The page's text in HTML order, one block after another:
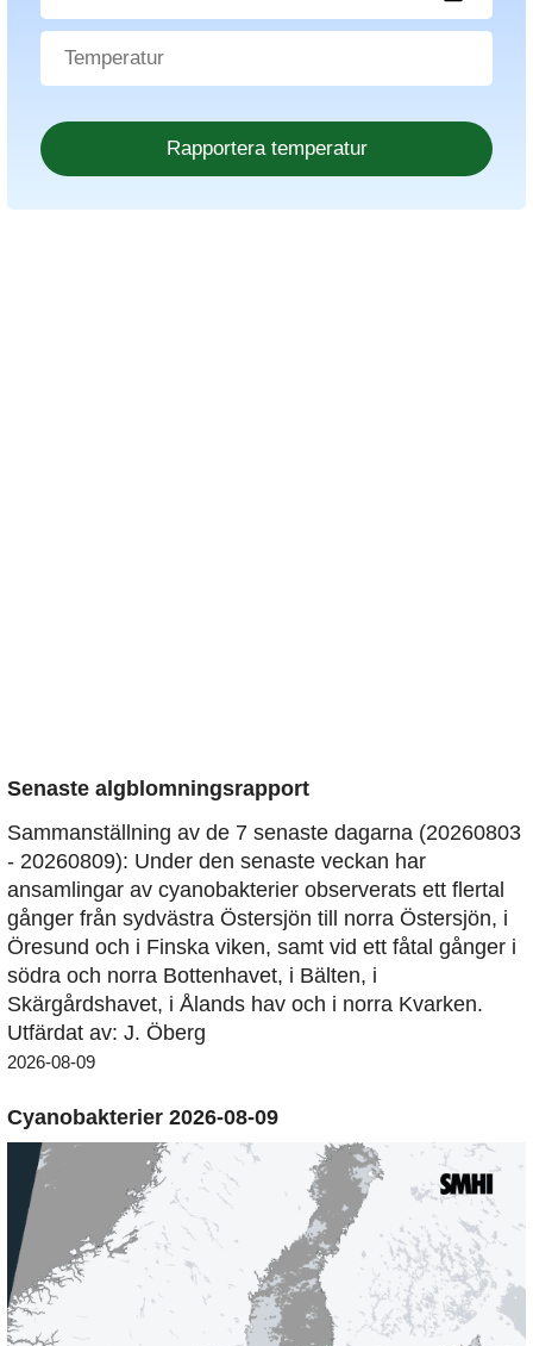
Senaste algblomningsrapport
Sammanställning av de 7 senaste dagarna (20260803
- 20260809): Under den senaste veckan har
ansamlingar av cyanobakterier observerats ett flertal
gånger från sydvästra Östersjön till norra Östersjön, i
Öresund och i Finska viken, samt vid ett fåtal gånger i
södra och norra Bottenhavet, i Bälten, i
Skärgårdshavet, i Ålands hav och i norra Kvarken.
Utfärdat av: J. Öberg
2026-08-09
Cyanobakterier 2026-08-09